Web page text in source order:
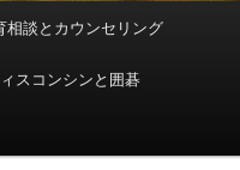
相談とカウンセリング
スコンシンと囲碁